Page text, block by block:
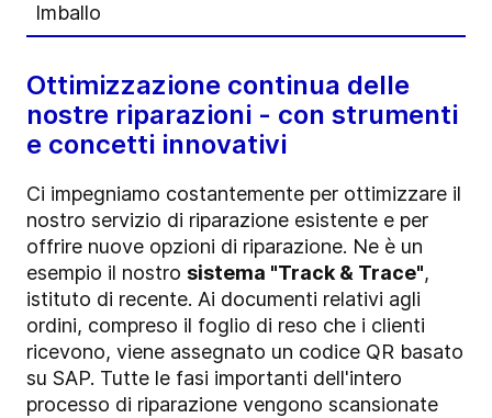
Imballo
Ottimizzazione continua delle
nostre riparazioni - con strumenti
e concetti innovativi
Ci impegniamo costantemente per ottimizzare il
nostro servizio di riparazione esistente e per
offrire nuove opzioni di riparazione. Ne è un
esempio il nostro sistema "Track & Trace",
istituto di recente. Ai documenti relativi agli
ordini, compreso il foglio di reso che i clienti
ricevono, viene assegnato un codice QR basato
su SAP. Tutte le fasi importanti dell'intero
processo di riparazione vengono scansionate